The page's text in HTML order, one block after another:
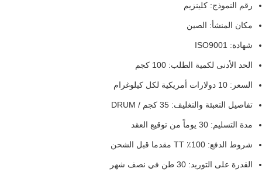
رقم النموذج: كلينزيم
مكان المنشأ: الصين
شهادة: ISO9001
الحد الأدنى لكمية الطلب: 100 كجم
السعر: 10 دولارات أمريكية لكل كيلوغرام
تفاصيل التعبئة والتغليف: 35 كجم / DRUM
مدة التسليم: 30 يوماً من توقيع العقد
شروط الدفع: 100٪ TT مقدما قبل الشحن
القدرة على التوريد: 30 طن في نصف شهر